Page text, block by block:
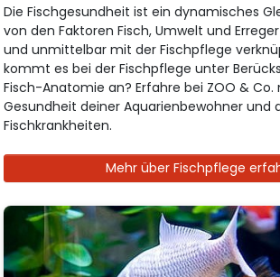
Die Fischgesundheit ist ein dynamisches
von den Faktoren Fisch, Umwelt und
und unmittelbar mit der Fischpflege
kommt es bei der Fischpflege unter
Fisch-Anatomie an? Erfahre bei ZOO &
Gesundheit deiner Aquarienbewohner und
Fischkrankheiten.
Mehr über Fischpflege